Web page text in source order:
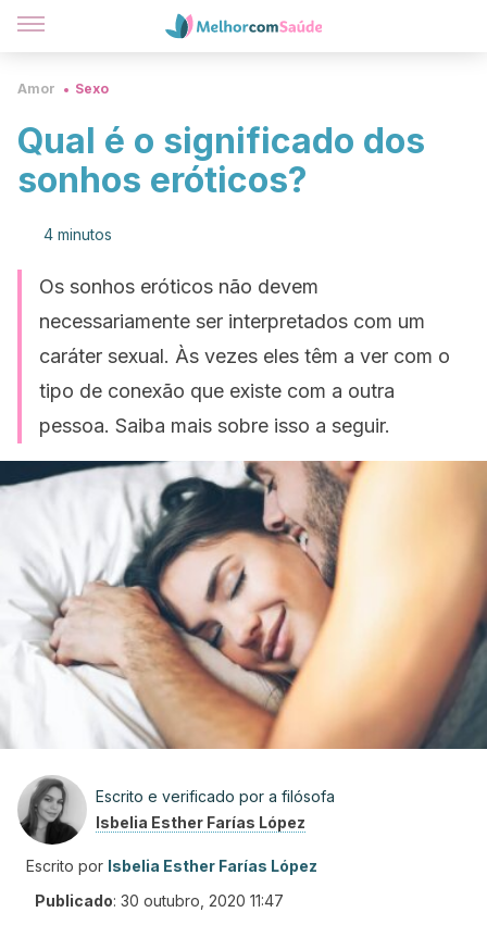
Amor Sexo
Qual é o significado dos
sonhos eróticos?
4 minutos
Os sonhos eróticos não devem
necessariamente ser interpretados com um
caráter sexual. Às vezes eles têm a ver com o
tipo de conexão que existe com a outra
pessoa. Saiba mais sobre isso a seguir.
Escrito e verificado por a filósofa
Isbelia Esther Farías López
Escrito por Isbelia Esther Farías López
Publicado: 30 outubro, 2020 11:47